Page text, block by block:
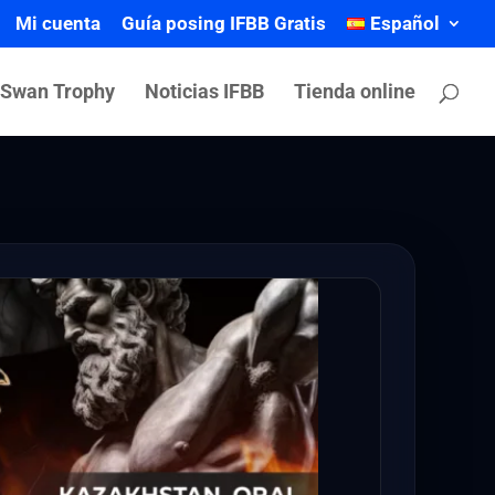
Mi cuenta Guía posing IFBB Gratis Español
Trophy Noticias IFBB Tienda online